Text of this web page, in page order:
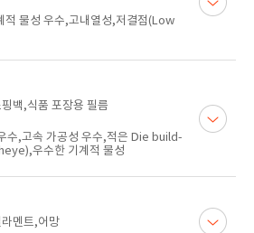
적 물성 우수,고내열성,저결점(Low
백,식품 포장용 필름
수,고속 가공성 우수,적은 Die build-
우수한 기계적 물성
멘트,어망